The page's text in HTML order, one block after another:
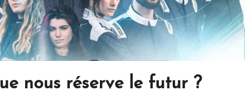
nous réserve le futur ?